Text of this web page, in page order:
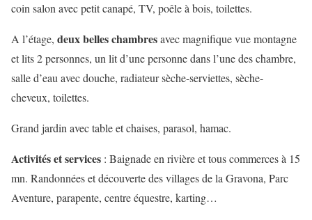
coin salon avec petit canapé, TV, poêle à bois, toilettes.
A l’étage, deux belles chambresavec magnifique vue montagne
et lits 2 personnes, un lit d’une personne dans l’une des chambre,
salle d’eau avec douche, radiateur sèche-serviettes, sèche-
cheveux, toilettes.
Grand jardin avec table et chaises, parasol, hamac.
Activités et services : Baignade en rivière et tous commerces à 15
mn. Randonnées et découverte des villages de la Gravona, Parc
Aventure, parapente, centre équestre, karting…